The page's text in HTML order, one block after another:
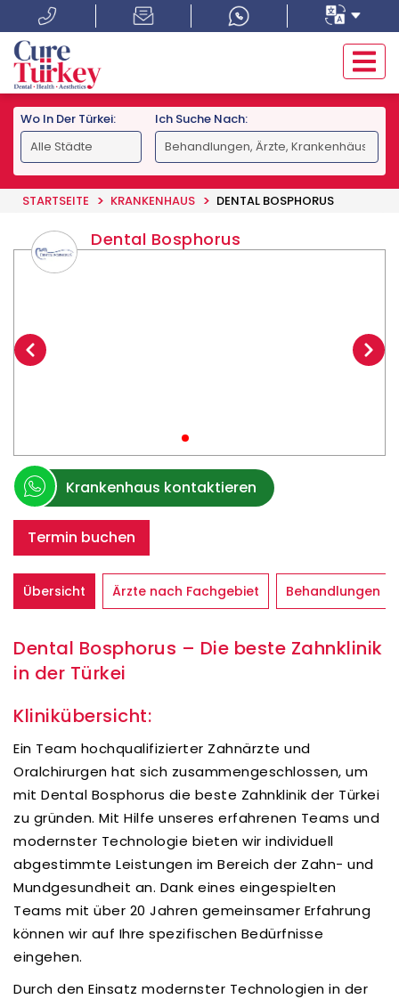
Wo In Der Türkei: Ich Suche Nach:
STARTSEITE KRANKENHAUS DENTAL BOSPHORUS
Dental Bosphorus
Krankenhaus kontaktieren
Termin buchen
Übersicht Ärzte nach Fachgebiet Behandlungen
Dental Bosphorus – Die beste Zahnklinik
in der Türkei
Klinikübersicht:
Ein Team hochqualifizierter Zahnärzte und
Oralchirurgen hat sich zusammengeschlossen, um
mit Dental Bosphorus die beste Zahnklinik der Türkei
zu gründen. Mit Hilfe unseres erfahrenen Teams und
modernster Technologie bieten wir individuell
abgestimmte Leistungen im Bereich der Zahn- und
Mundgesundheit an. Dank eines eingespielten
Teams mit über 20 Jahren gemeinsamer Erfahrung
können wir auf Ihre spezifischen Bedürfnisse
eingehen.
Durch den Einsatz modernster Technologien in der